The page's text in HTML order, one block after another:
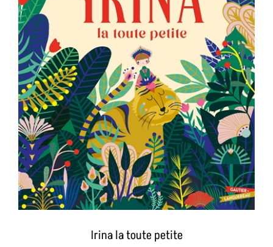
Irina la toute petite